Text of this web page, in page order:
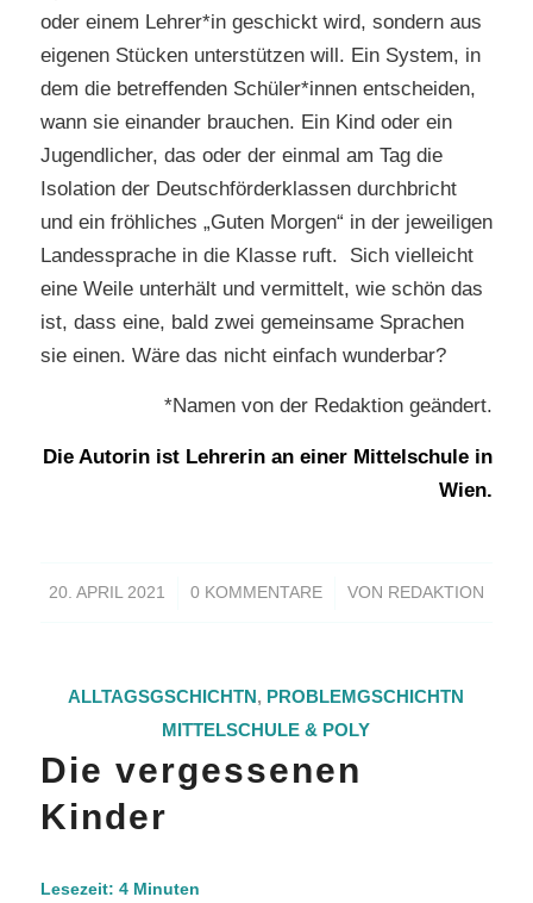
oder einem Lehrer*in geschickt wird, sondern aus
eigenen Stücken unterstützen will. Ein System, in
dem die betreffenden Schüler*innen entscheiden,
wann sie einander brauchen. Ein Kind oder ein
Jugendlicher, das oder der einmal am Tag die
Isolation der Deutschförderklassen durchbricht
und ein fröhliches „Guten Morgen“ in der jeweiligen
Landessprache in die Klasse ruft. Sich vielleicht
eine Weile unterhält und vermittelt, wie schön das
ist, dass eine, bald zwei gemeinsame Sprachen
sie einen. Wäre das nicht einfach wunderbar?
*Namen von der Redaktion geändert.
Die Autorin ist Lehrerin an einer Mittelschule in
Wien.
20. APRIL 2021
/ 0 KOMMENTARE
/ VON REDAKTION
ALLTAGSGSCHICHTN, PROBLEMGSCHICHTN
MITTELSCHULE & POLY
Die vergessenen
Kinder
Lesezeit: 4 Minuten